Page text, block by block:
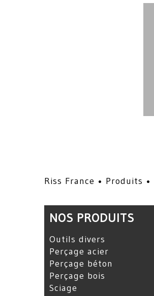
Riss France • Produits •
NOS PRODUITS
Outils divers
Perçage acier
Perçage béton
Perçage bois
Sciage